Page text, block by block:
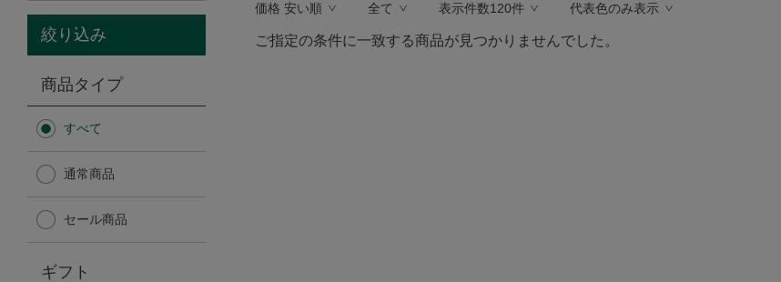
カタログギフト
Afternoon Tea TEAROOM
Afternoon Tea TEAROOM
絞り込み
商品タイプ
すべて
通常商品
セール商品
ギフト
価格 安い順 全て 表示件数120件 代表色のみ表示
ご指定の条件に一致する商品が見つかりませんでした。